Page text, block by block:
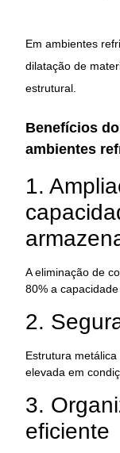
Em ambientes
dilatação de
estrutural.
Benefícios
ambientes
1.
A eliminação de
80% a
2.
Estrutura
elevada em
3.
eficiente